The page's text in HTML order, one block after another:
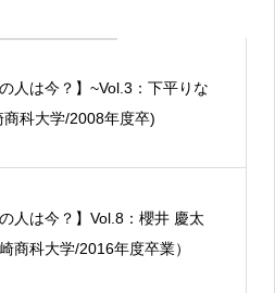
の人は今？】~Vol.3：下平りな
商科大学/2008年度卒)
の人は今？】Vol.8：櫻井 慶太
崎商科大学/2016年度卒業）